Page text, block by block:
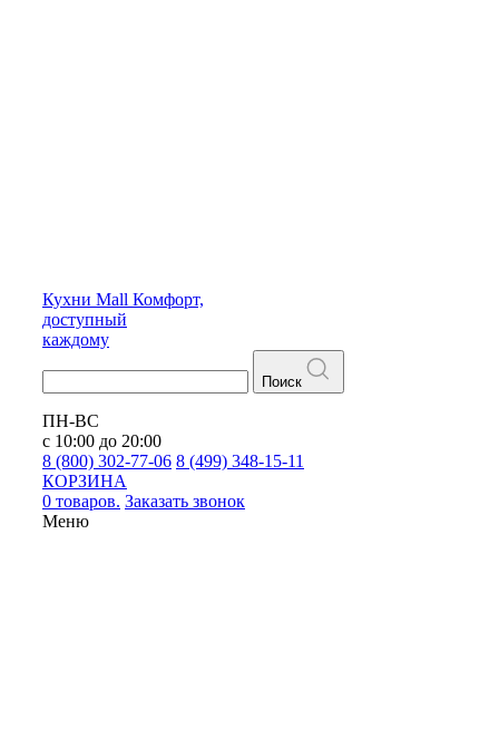
Кухни Mall Комфорт,
доступный
каждому
Поиск
ПН-ВС
с 10:00 до 20:00
8 (800) 302-77-06 8 (499) 348-15-11
КОРЗИНА
0 товаров. Заказать звонок
Меню